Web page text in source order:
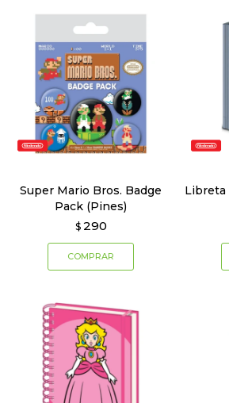
Super Mario Bros. Badge
Pack (Pines)
$ 290
Libreta